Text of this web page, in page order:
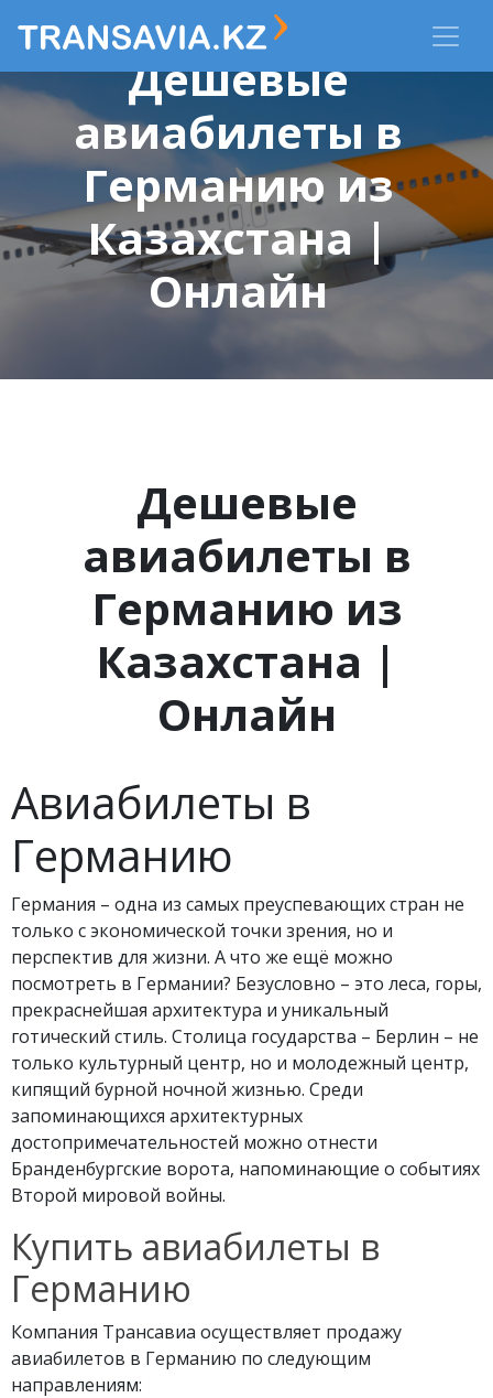
Дешевые
авиабилеты в
Германию из
Казахстана |
Онлайн
Дешевые
авиабилеты в
Германию из
Казахстана |
Онлайн
Авиабилеты в
Германию
Германия – одна из самых преуспевающих стран не
только с экономической точки зрения, но и
перспектив для жизни. А что же ещё можно
посмотреть в Германии? Безусловно – это леса, горы,
прекраснейшая архитектура и уникальный
готический стиль. Столица государства – Берлин – не
только культурный центр, но и молодежный центр,
кипящий бурной ночной жизнью. Среди
запоминающихся архитектурных
достопримечательностей можно отнести
Бранденбургские ворота, напоминающие о событиях
Второй мировой войны.
Купить авиабилеты в
Германию
Компания Трансавиа осуществляет продажу
авиабилетов в Германию по следующим
направлениям: